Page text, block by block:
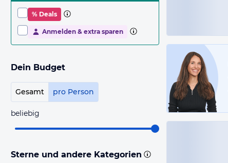
% Deals
Anmelden & extra sparen
Dein Budget
Gesamt pro Person
beliebig
Sterne und andere Kategorien